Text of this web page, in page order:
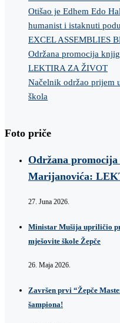
Otišao je Edhem Edo
humanist i istaknuti
EXCEL ASSEMBLIES
Održana promocija
LEKTIRA ZA ŽIVOT
Načelnik održao prijem
škola
Foto priče
Održana
Marijanovića:
27. Juna 2026.
Ministar Mušija upriličio
mješovite škole Žepče
26. Maja 2026.
Završen prvi “Žepče
šampiona!